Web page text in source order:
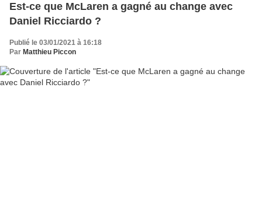
Est-ce que McLaren a gagné au change avec
Daniel Ricciardo ?
Publié le 03/01/2021 à 16:18
Par Matthieu Piccon